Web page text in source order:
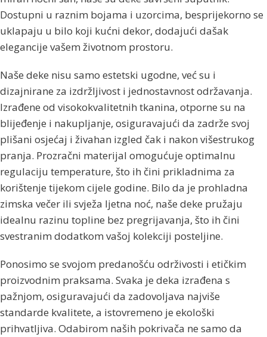
Dostupni u raznim bojama i uzorcima, besprijekorno se
uklapaju u bilo koji kućni dekor, dodajući dašak
elegancije vašem životnom prostoru.
Naše deke nisu samo estetski ugodne, već su i
dizajnirane za izdržljivost i jednostavnost održavanja.
Izrađene od visokokvalitetnih tkanina, otporne su na
blijeđenje i nakupljanje, osiguravajući da zadrže svoj
plišani osjećaj i živahan izgled čak i nakon višestrukog
pranja. Prozračni materijal omogućuje optimalnu
regulaciju temperature, što ih čini prikladnima za
korištenje tijekom cijele godine. Bilo da je prohladna
zimska večer ili svježa ljetna noć, naše deke pružaju
idealnu razinu topline bez pregrijavanja, što ih čini
svestranim dodatkom vašoj kolekciji posteljine.
Ponosimo se svojom predanošću održivosti i etičkim
proizvodnim praksama. Svaka je deka izrađena s
pažnjom, osiguravajući da zadovoljava najviše
standarde kvalitete, a istovremeno je ekološki
prihvatljiva. Odabirom naših pokrivača ne samo da